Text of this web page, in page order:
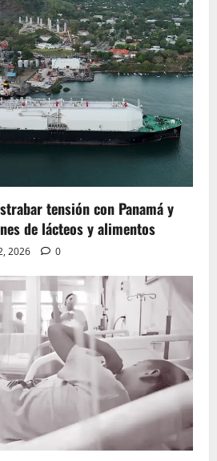
tensión con Panamá y
de lácteos y alimentos
2026 0